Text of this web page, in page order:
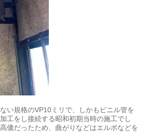
い規格のVP10ミリで、しかもビニル管を
工をし接続する昭和初期当時の施工でし
価だったため、曲がりなどはエルボなどを